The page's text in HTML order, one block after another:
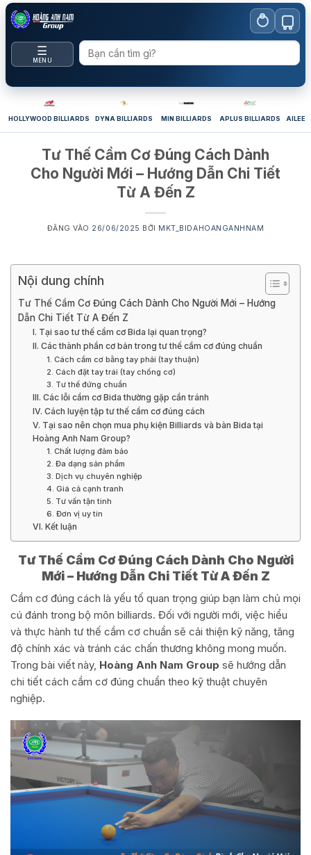
Bỏ
qua
nội
☰
MENU
HOLLYWOOD BILLIARDS DYNA BILLIARDS MIN BILLIARDS APLUS BILLIARDS
Tư Thế Cầm Cơ Đúng Cách Dành
Cho Người Mới – Hướng Dẫn Chi Tiết
Từ A Đến Z
ĐĂNG VÀO 26/06/2025 BỞI MKT_BIDAHOANGANHNAM
Nội dung chính
Tư Thế Cầm Cơ Đúng Cách Dành Cho Người Mới – Hướng
Dẫn Chi Tiết Từ A Đến Z
I. Tại sao tư thế cầm cơ Bida lại quan trọng?
II. Các thành phần cơ bản trong tư thế cầm cơ đúng chuẩn
1. Cách cầm cơ bằng tay phải (tay thuận)
2. Cách đặt tay trái (tay chống cơ)
3. Tư thế đứng chuẩn
III. Các lỗi cầm cơ Bida thường gặp cần tránh
IV. Cách luyện tập tư thế cầm cơ đúng cách
V. Tại sao nên chọn mua phụ kiện Billiards và bàn Bida tại
Hoàng Anh Nam Group?
1. Chất lượng đảm bảo
2. Đa dạng sản phẩm
3. Dịch vụ chuyên nghiệp
4. Giá cả cạnh tranh
5. Tư vấn tận tình
6. Đơn vị uy tín
VI. Kết luận
Tư Thế Cầm Cơ Đúng Cách Dành Cho Người
Mới – Hướng Dẫn Chi Tiết Từ A Đến Z
Cầm cơ đúng cách là yếu tố quan trọng giúp bạn làm chủ mọi
cú đánh trong bộ môn billiards. Đối với người mới, việc hiểu
và thực hành tư thế cầm cơ chuẩn sẽ cải thiện kỹ năng, tăng
độ chính xác và tránh các chấn thương không mong muốn.
Trong bài viết này, Hoàng Anh Nam Group sẽ hướng dẫn
chi tiết cách cầm cơ đúng chuẩn theo kỹ thuật chuyên
nghiệp.